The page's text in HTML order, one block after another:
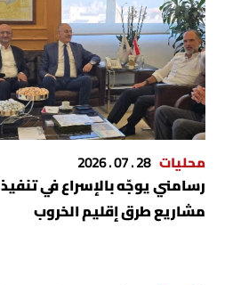
محليات 28 . 07 . 2026
رسامني يوجّه بالإسراع في تنفيذ
مشاريع طرق إقليم الخروب